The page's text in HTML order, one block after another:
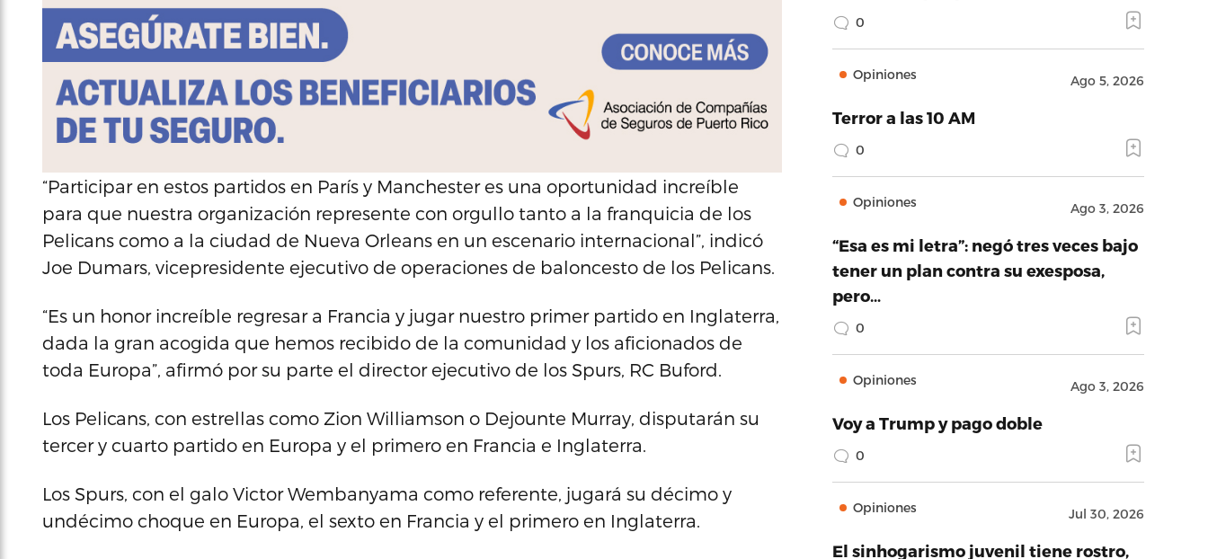
“Participar en estos partidos en París y Manchester es una oportunidad increíble
para que nuestra organización represente con orgullo tanto a la franquicia de los
Pelicans como a la ciudad de Nueva Orleans en un escenario internacional”, indicó
Joe Dumars, vicepresidente ejecutivo de operaciones de baloncesto de los Pelicans.
“Es un honor increíble regresar a Francia y jugar nuestro primer partido en Inglaterra,
dada la gran acogida que hemos recibido de la comunidad y los aficionados de
toda Europa”, afirmó por su parte el director ejecutivo de los Spurs, RC Buford.
Los Pelicans, con estrellas como Zion Williamson o Dejounte Murray, disputarán su
tercer y cuarto partido en Europa y el primero en Francia e Inglaterra.
Los Spurs, con el galo Victor Wembanyama como referente, jugará su décimo y
undécimo choque en Europa, el sexto en Francia y el primero en Inglaterra.
0
Opiniones Ago 5, 2026
Terror a las 10 AM
0
Opiniones Ago 3, 2026
“Esa es mi letra”: negó tres veces bajo
tener un plan contra su exesposa,
pero…
0
Opiniones Ago 3, 2026
Voy a Trump y pago doble
0
Opiniones Jul 30, 2026
El sinhogarismo juvenil tiene rostro,